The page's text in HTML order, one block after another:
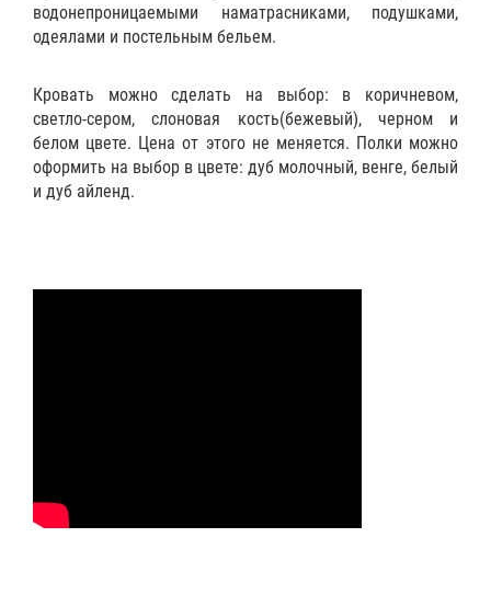
водонепроницаемыми наматрасниками, подушками,
одеялами и постельным бельем.
Кровать можно сделать на выбор: в коричневом,
светло-сером, слоновая кость(бежевый), черном и
белом цвете. Цена от этого не меняется. Полки можно
оформить на выбор в цвете: дуб молочный, венге, белый
и дуб айленд.